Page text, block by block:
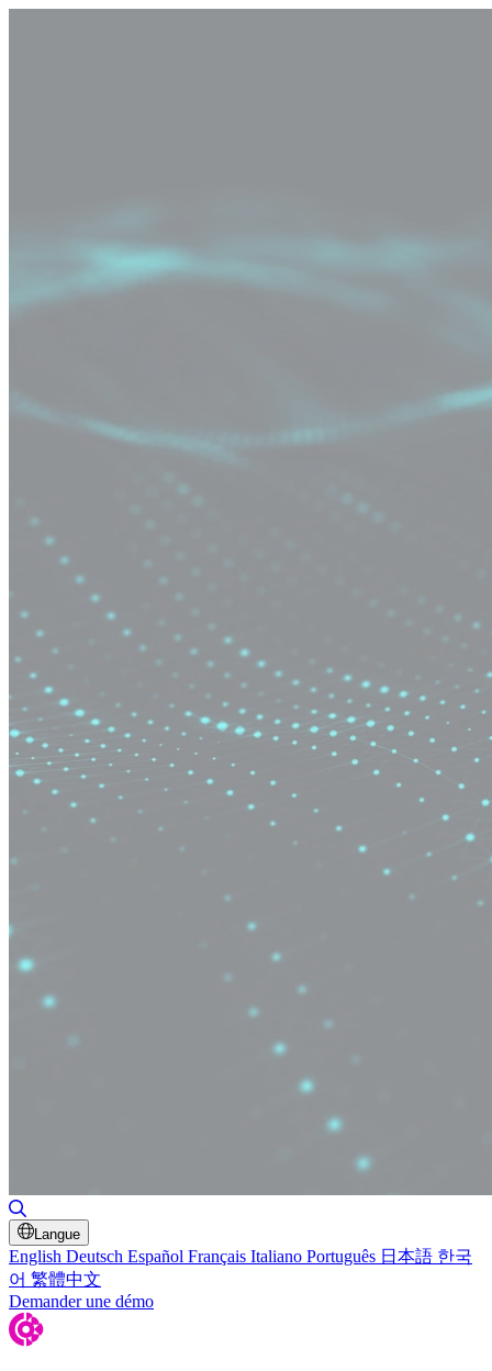
Langue
English Deutsch Español Français Italiano Português 日本語 한국
어 繁體中文
Demander une démo